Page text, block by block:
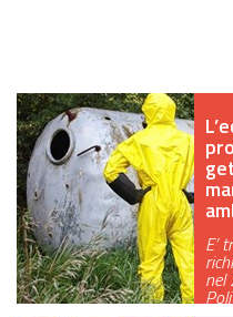
INDUSTRIA VERDE
FOOD&TRAVEL
HEALTH&WELLNESS
GREEN TECH
E’
nel